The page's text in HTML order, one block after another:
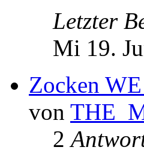
Letzter
Mi 19.
Zocken
von
2